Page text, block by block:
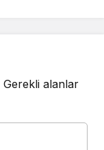
Gerekli alanlar